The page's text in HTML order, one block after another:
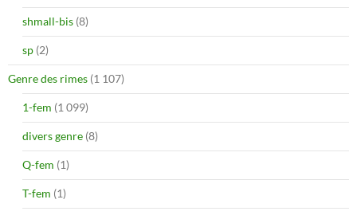
shmall-bis (8)
sp (2)
Genre des rimes (1 107)
1-fem (1 099)
divers genre (8)
Q-fem (1)
T-fem (1)